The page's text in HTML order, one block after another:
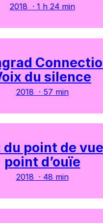
2018 · 1 h 24 min
du silence
2018 · 57 min
du point de
point d’ouïe
2018 · 48 min